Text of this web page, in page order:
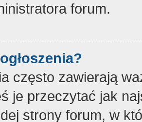
forum.
często zawierają
je przeczytać jak
strony forum, w